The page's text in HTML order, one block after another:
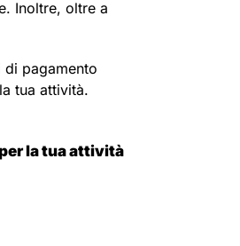
Inoltre, oltre a
di pagamento
tua attività.
la tua attività